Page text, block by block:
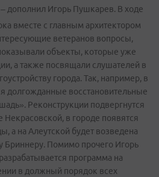
– дополнил Игорь Пушкарев. В ходе
вместе с главным архитектором
ветеранов вопросы,
объекты, которые уже
а также посвящали слушателей в
города. Так, например, в
долгожданные восстановительные
Реконструкции подвергнутся
Некрасовской, в городе появятся
а на Алеутской будет возведена
Бриннеру. Помимо прочего Игорь
программа на
в должный порядок всех